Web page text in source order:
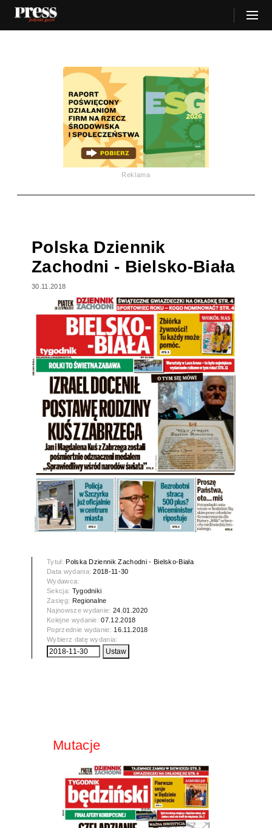
Reklama
Polska Dziennik
Zachodni - Bielsko-Biała
30.11.2018
Tytuł:Polska Dziennik Zachodni - Bielsko-Biała
Data wydania:2018-11-30
Wydawca:
Sekcja: Tygodniki
Zasięg: Regionalne
Najnowsze wydanie:24.01.2020
Kolejne wydanie:07.12.2018
Poprzednie wydanie: 16.11.2018
Wybierz datę wydania:
Mutacje